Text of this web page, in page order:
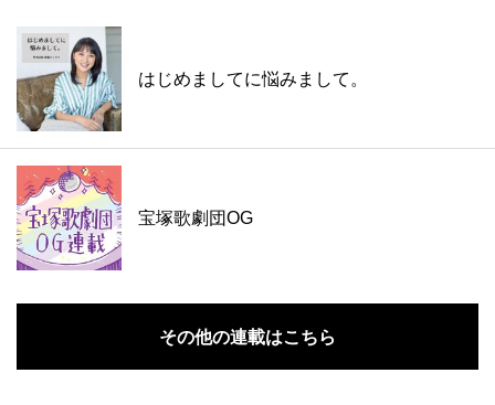
はじめましてに悩みまして。
宝塚歌劇団OG
その他の連載はこちら